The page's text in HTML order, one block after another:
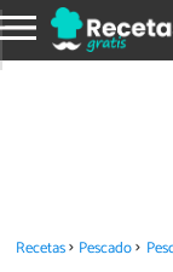
Recetas Pescado